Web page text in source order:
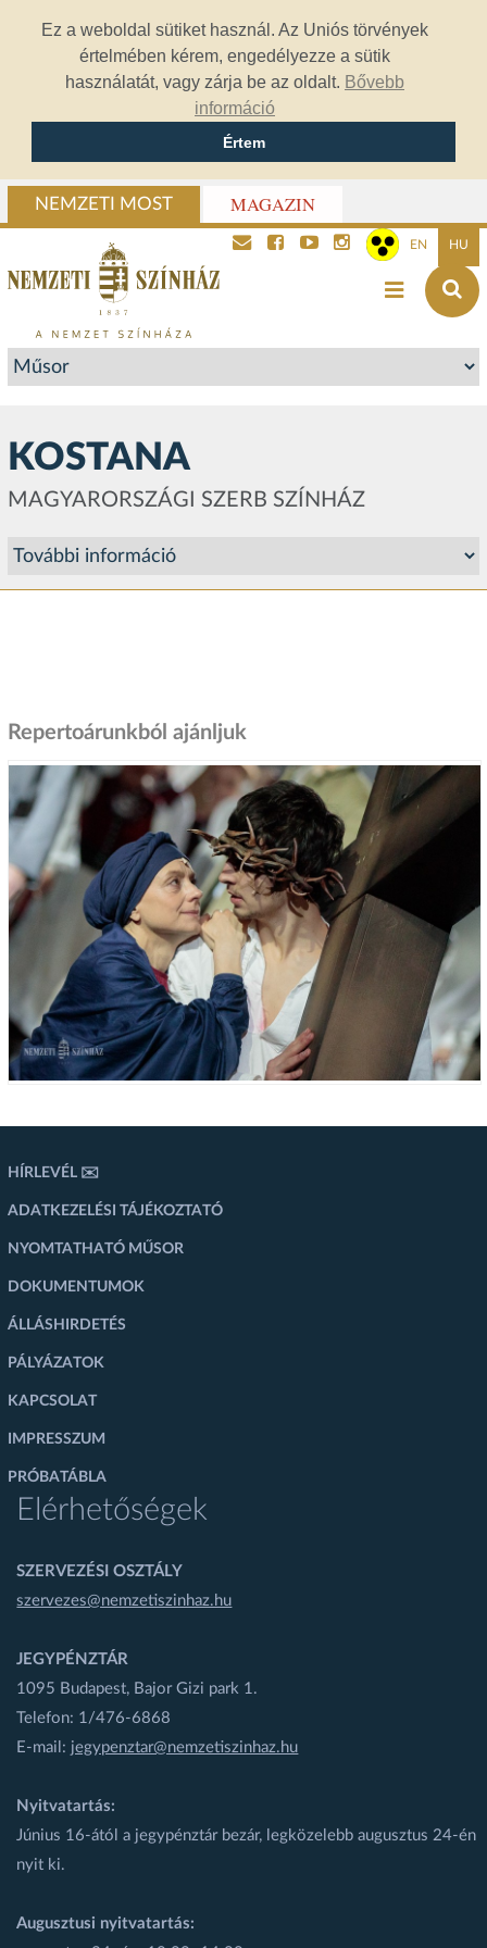
Ez a weboldal sütiket használ. Az Uniós törvények
értelmében kérem, engedélyezze a sütik
használatát, vagy zárja be az oldalt. Bővebb
információ
Értem
NEMZETI MOST MAGAZIN
EN HU
KOSTANA
MAGYARORSZÁGI SZERB SZÍNHÁZ
Repertoárunkból ajánljuk
HÍRLEVÉL ✉️
ADATKEZELÉSI TÁJÉKOZTATÓ
NYOMTATHATÓ MŰSOR
DOKUMENTUMOK
ÁLLÁSHIRDETÉS
PÁLYÁZATOK
KAPCSOLAT
IMPRESSZUM
PRÓBATÁBLA
Elérhetőségek
SZERVEZÉSI OSZTÁLY
szervezes@nemzetiszinhaz.hu
JEGYPÉNZTÁR
1095 Budapest, Bajor Gizi park 1.
Telefon: 1/476-6868
E-mail: jegypenztar@nemzetiszinhaz.hu
Nyitvatartás:
Június 16-ától a jegypénztár bezár, legközelebb augusztus 24-én
nyit ki.
Augusztusi nyitvatartás: